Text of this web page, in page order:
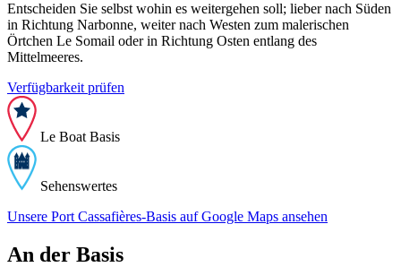
Entscheiden Sie selbst wohin es weitergehen soll; lieber nach Süden
in Richtung Narbonne, weiter nach Westen zum malerischen
Örtchen Le Somail oder in Richtung Osten entlang des
Mittelmeeres.
Verfügbarkeit prüfen
Le Boat Basis
Sehenswertes
Unsere Port Cassafières-Basis auf Google Maps ansehen
An der Basis